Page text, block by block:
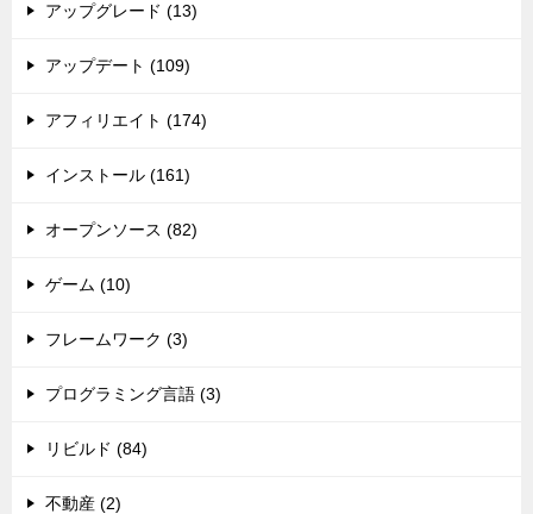
アップグレード (13)
アップデート (109)
アフィリエイト (174)
インストール (161)
オープンソース (82)
ゲーム (10)
フレームワーク (3)
プログラミング言語 (3)
リビルド (84)
不動産 (2)